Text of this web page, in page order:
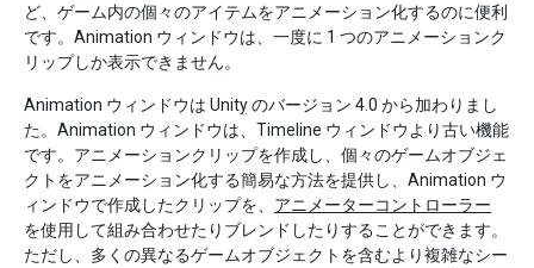
ど、ゲーム内の個々のアイテムをアニメーション化するのに便利
です。Animation ウィンドウは、一度に 1 つのアニメーションク
リップしか表示できません。
Animation ウィンドウは Unity のバージョン 4.0 から加わりまし
た。Animation ウィンドウは、Timeline ウィンドウより古い機能
です。アニメーションクリップを作成し、個々のゲームオブジェ
クトをアニメーション化する簡易な方法を提供し、Animation ウ
ィンドウで作成したクリップを、 アニメーターコントローラー
を使用して組み合わせたりブレンドしたりすることができます。
ただし、多くの異なるゲームオブジェクトを含むより複雑なシー